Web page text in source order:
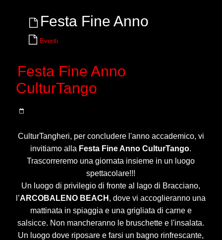
Festa Fine Anno
Eventi
Festa Fine Anno
CulturTango
CulturTangheri, per concludere l'anno accademico, vi
invitiamo alla Festa Fine Anno CulturTango.
Trascorreremo una giornata insieme in un luogo
spettacolare!!!
Un luogo di privilegio di fronte al lago di Bracciano,
l’ARCOBALENO BEACH , dove vi accoglieranno una
mattinata in spiaggia e una grigliata di carne e
salsicce. Non mancheranno le bruschette e l'insalata.
Un luogo dove riposare e farsi un bagno rinfrescante,